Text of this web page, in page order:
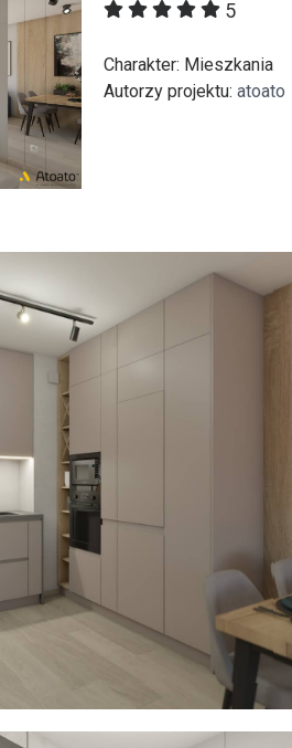
Dawnych
Katalog produktów dla architekta
Firmy
5
Charakter: Mieszkania
Autorzy projektu: atoato